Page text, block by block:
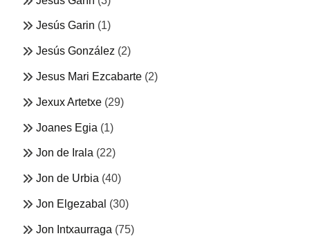
Jesús Garin (1)
Jesús González (2)
Jesus Mari Ezcabarte (2)
Jexux Artetxe (29)
Joanes Egia (1)
Jon de Irala (22)
Jon de Urbia (40)
Jon Elgezabal (30)
Jon Intxaurraga (75)